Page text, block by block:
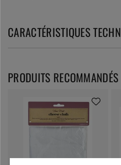
CARACTÉRISTIQUES
PRODUITS RECOMMANDÉS